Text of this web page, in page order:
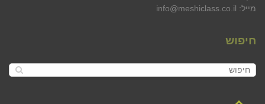
מייל: info@meshiclass.co.il
חיפוש